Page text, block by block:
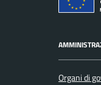
Organi di